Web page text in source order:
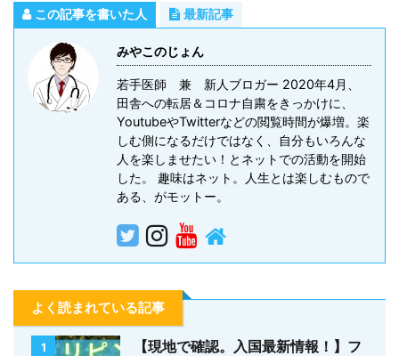
この記事を書いた人 最新記事
みやこのじょん
若手医師 兼 新人ブロガー 2020年4月、
田舎への転居＆コロナ自粛をきっかけに、
YoutubeやTwitterなどの閲覧時間が爆増。楽
しむ側になるだけではなく、自分もいろんな
人を楽しませたい！とネットでの活動を開始
した。 趣味はネット。人生とは楽しむもので
ある、がモットー。
よく読まれている記事
1
【現地で確認。入国最新情報！】フ